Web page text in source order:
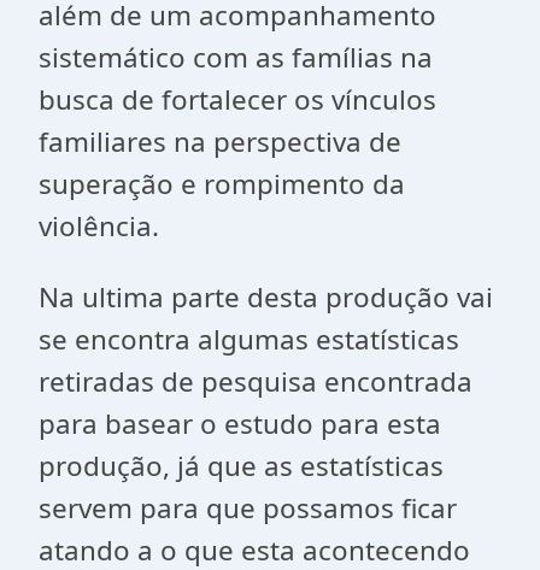
além de um acompanhamento
sistemático com as famílias na
busca de fortalecer os vínculos
familiares na perspectiva de
superação e rompimento da
violência.
Na ultima parte desta produção vai
se encontra algumas estatísticas
retiradas de pesquisa encontrada
para basear o estudo para esta
produção, já que as estatísticas
servem para que possamos ficar
atando a o que esta acontecendo